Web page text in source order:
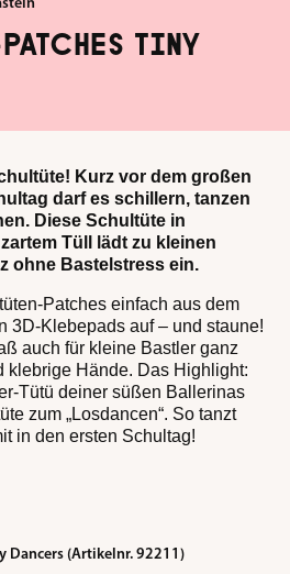
TINY
Dancers (Artikelnr. 92211)
Kurz vor dem großen
darf es schillern, tanzen
Diese Schultüte in
Tüll lädt zu kleinen
ohne Bastelstress ein.
Patches einfach aus dem
3D-Klebepads auf – und staune!
auch für kleine Bastler ganz
klebrige Hände. Das Highlight:
Tütü deiner süßen Ballerinas
zum „Losdancen“. So tanzt
in den ersten Schultag!